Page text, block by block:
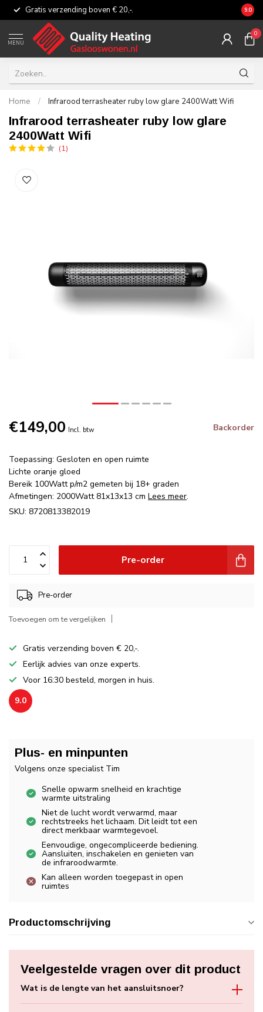
Gratis verzending boven € 20,-. 9.0
MENU
0
Home / Infrarood terrasheater ruby low glare 2400Watt Wifi
Infrarood terrasheater ruby low glare
2400Watt Wifi
(1)
€149,00 Incl. btw Backorder
Toepassing: Gesloten en open ruimte
Lichte oranje gloed
Bereik 100Watt p/m2 gemeten bij 18+ graden
Afmetingen: 2000Watt 81x13x13 cm Lees meer.
SKU: 8720813382019
Pre-order
Pre-order
Toevoegen om te vergelijken
Gratis verzending boven € 20,-.
Eerlijk advies van onze experts.
Voor 16:30 besteld, morgen in huis.
9.0
Plus- en minpunten
Volgens onze specialist Tim
Snelle opwarm snelheid en krachtige
warmte uitstraling
Niet de lucht wordt verwarmd, maar
rechtstreeks het lichaam. Dit leidt tot een
direct merkbaar warmtegevoel.
Eenvoudige, ongecompliceerde bediening.
Aansluiten, inschakelen en genieten van
de infraroodwarmte.
Kan alleen worden toegepast in open
ruimtes
Productomschrijving
Veelgestelde vragen over dit product
Wat is de lengte van het aansluitsnoer?